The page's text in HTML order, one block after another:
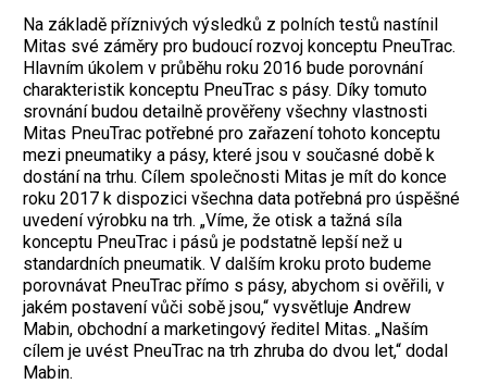
Na základě příznivých výsledků z polních testů nastínil
Mitas své záměry pro budoucí rozvoj konceptu PneuTrac.
Hlavním úkolem v průběhu roku 2016 bude porovnání
charakteristik konceptu PneuTrac s pásy. Díky tomuto
srovnání budou detailně prověřeny všechny vlastnosti
Mitas PneuTrac potřebné pro zařazení tohoto konceptu
mezi pneumatiky a pásy, které jsou v současné době k
dostání na trhu. Cílem společnosti Mitas je mít do konce
roku 2017 k dispozici všechna data potřebná pro úspěšné
uvedení výrobku na trh. „Víme, že otisk a tažná síla
konceptu PneuTrac i pásů je podstatně lepší než u
standardních pneumatik. V dalším kroku proto budeme
porovnávat PneuTrac přímo s pásy, abychom si ověřili, v
jakém postavení vůči sobě jsou,“ vysvětluje Andrew
Mabin, obchodní a marketingový ředitel Mitas. „Naším
cílem je uvést PneuTrac na trh zhruba do dvou let,“ dodal
Mabin.